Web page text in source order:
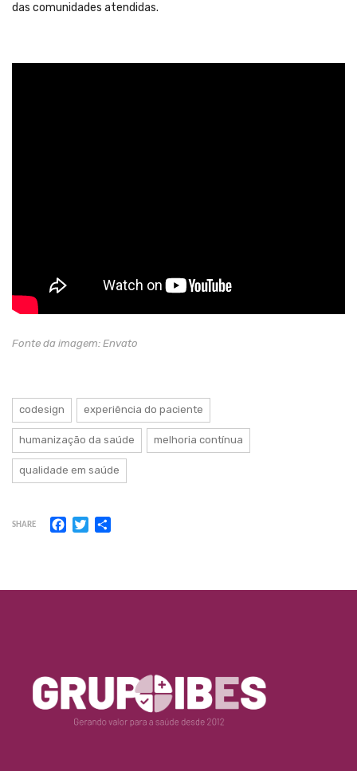
das comunidades atendidas.
Fonte da imagem: Envato
codesign experiência do paciente
humanização da saúde melhoria contínua
qualidade em saúde
SHARE Facebook
Twitter